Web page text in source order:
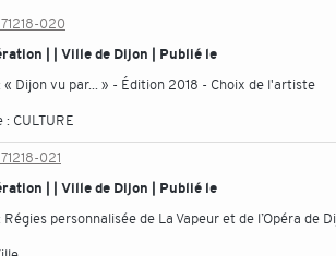
020
| | Ville de Dijon | Publié le
« Dijon vu par... » - Édition 2018 - Choix de l'artiste
: CULTURE
021
| | Ville de Dijon | Publié le
Régies personnalisée de La Vapeur et de l’Opéra